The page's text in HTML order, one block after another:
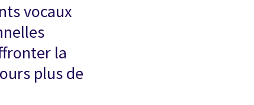
vocaux
la
plus de